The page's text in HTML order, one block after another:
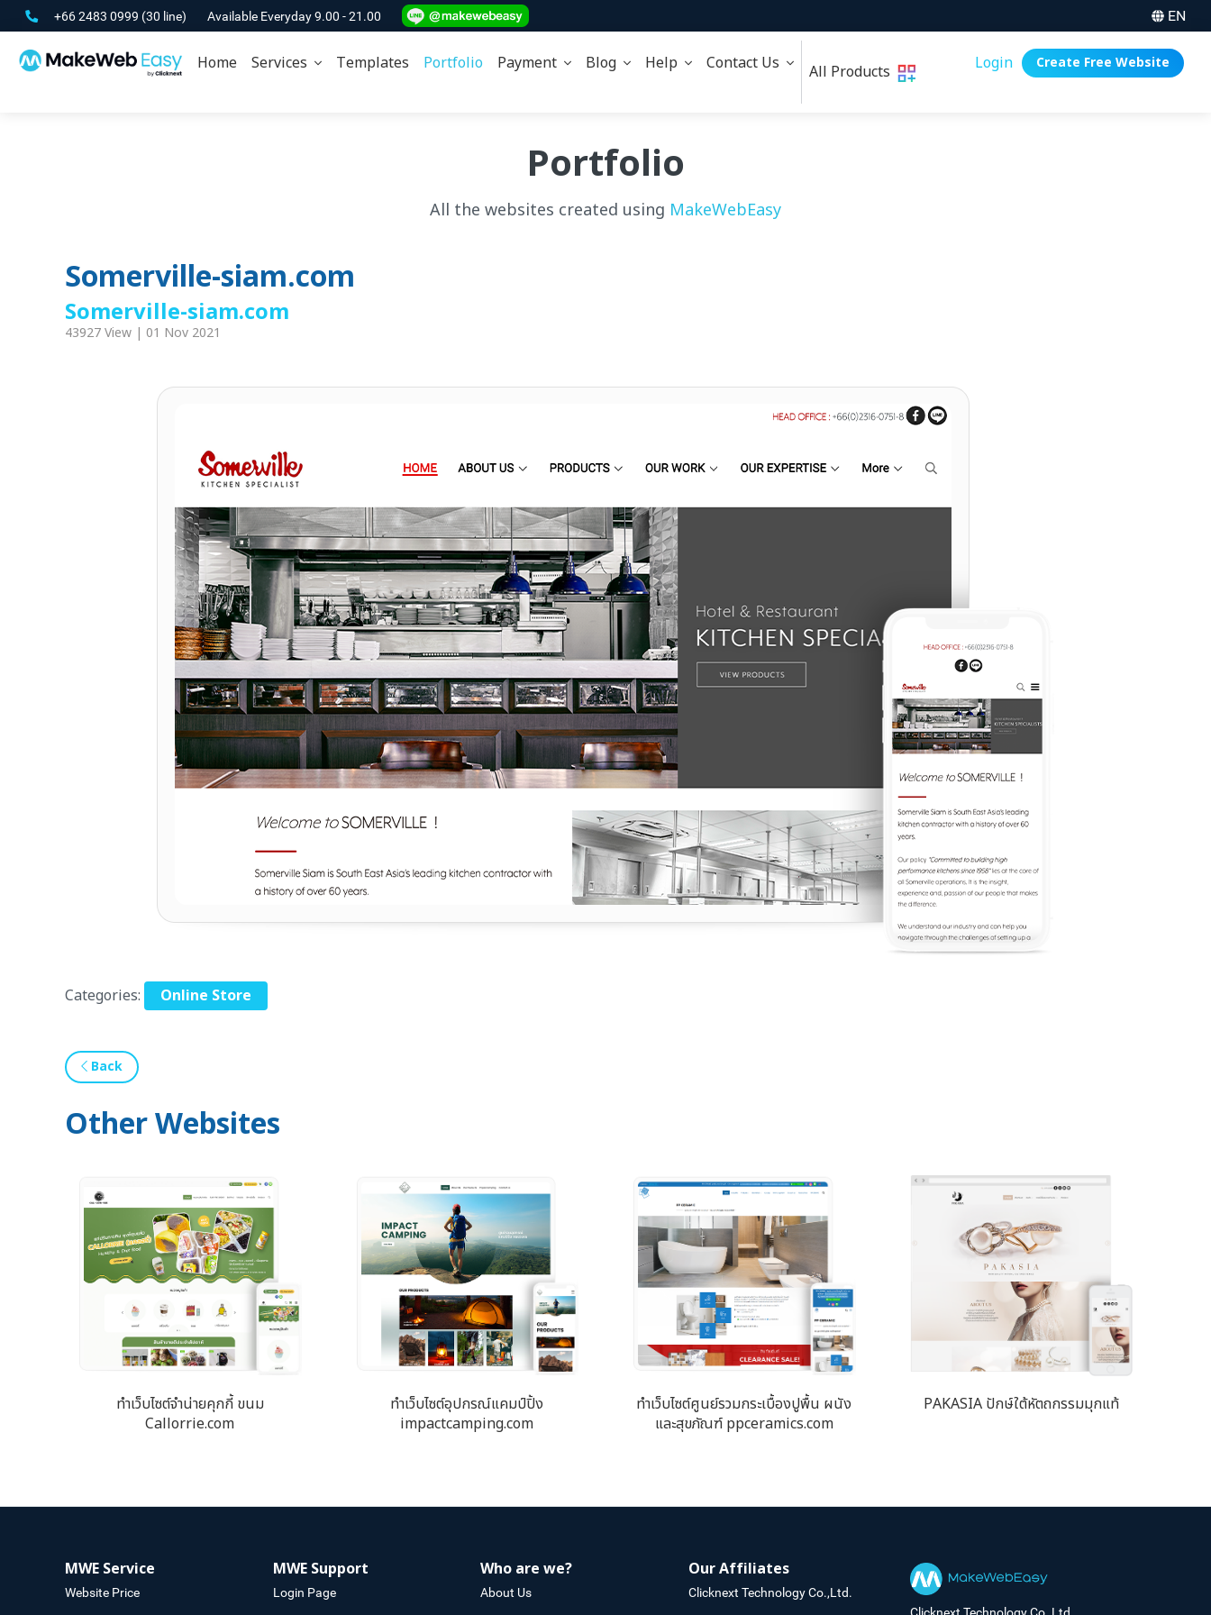
+66 2483 0999 (30 line) Available Everyday 9.00 - 21.00 EN
Home Services Templates Portfolio Payment Blog Help Contact Us All Products Login Create Free Website
Portfolio
All the websites created using MakeWebEasy
Somerville-siam.com
Somerville-siam.com
43927 View | 01 Nov 2021
Categories: Online Store
Back
Other Websites
ทำเว็บไซต์จำน่ายคุกกี้ ขนม
Callorrie.com
ทำเว็บไซต์อุปกรณ์แคมป์ปิ้ง
impactcamping.com
ทำเว็บไซต์ศูนย์รวมกระเบื้องปูพื้น ผนัง
และสุขภัณฑ์ ppceramics.com
PAKASIA ปักษ์ใต้หัตถกรรมมุกแท้
MWE Service
Website Price
MWE Support
Login Page
Who are we?
About Us
Our Affiliates
Clicknext Technology Co.,Ltd.
Clicknext Technology Co.,Ltd.